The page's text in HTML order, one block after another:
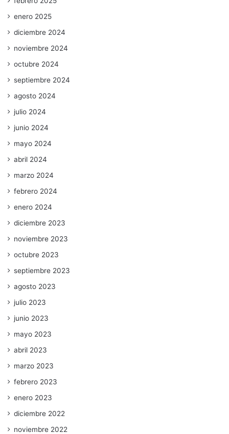
enero 2025
diciembre 2024
noviembre 2024
octubre 2024
septiembre 2024
agosto 2024
julio 2024
junio 2024
mayo 2024
abril 2024
marzo 2024
febrero 2024
enero 2024
diciembre 2023
noviembre 2023
octubre 2023
septiembre 2023
agosto 2023
julio 2023
junio 2023
mayo 2023
abril 2023
marzo 2023
febrero 2023
enero 2023
diciembre 2022
noviembre 2022